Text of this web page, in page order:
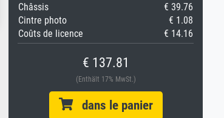
Châssis
€ 39.76
Cintre photo
€ 1.08
Coûts de licence
€ 14.16
€ 137.81
(Enthält 17% MwSt.)
dans le panier